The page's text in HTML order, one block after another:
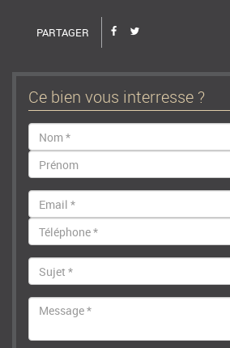
PARTAGER
Ce bien vous interresse ?